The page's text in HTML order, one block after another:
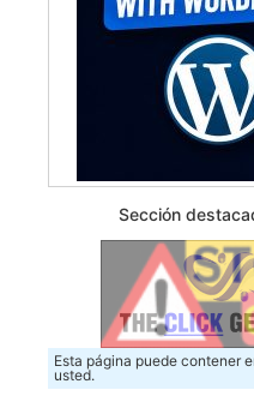
Sección
Esta página puede contener
usted.